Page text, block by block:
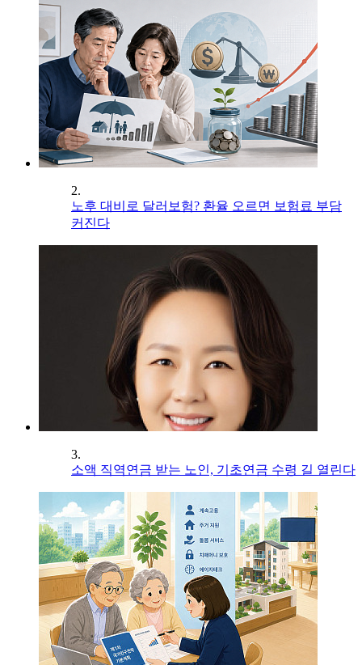
2.
노후 대비로 달러보험? 환율 오르면 보험료 부담
커진다
3.
소액 직역연금 받는 노인, 기초연금 수령 길 열린다